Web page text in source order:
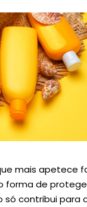
mais apetece
de
só contribui